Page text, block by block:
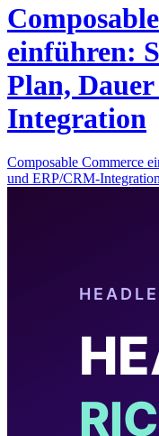
einführen:
Plan,
Integration
Composable Commerce
und ERP/CRM-